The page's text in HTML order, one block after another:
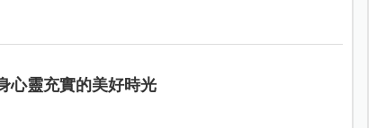
心靈充實的美好時光